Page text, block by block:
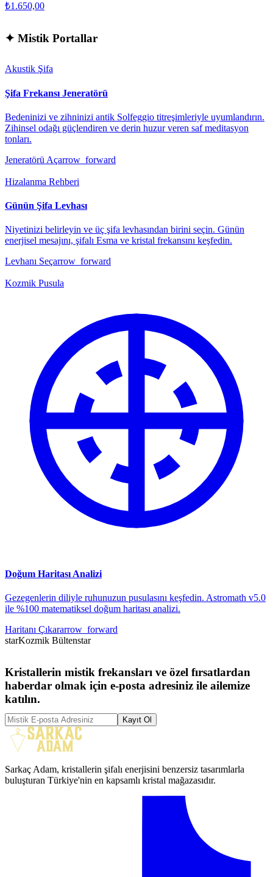
₺1.650,00
✦ Mistik Portallar
Akustik Şifa
Şifa Frekansı Jeneratörü
Bedeninizi ve zihninizi antik Solfeggio titreşimleriyle uyumlandırın.
Zihinsel odağı güçlendiren ve derin huzur veren saf meditasyon
tonları.
Jeneratörü Açarrow_forward
Hizalanma Rehberi
Günün Şifa Levhası
Niyetinizi belirleyin ve üç şifa levhasından birini seçin. Günün
enerjisel mesajını, şifalı Esma ve kristal frekansını keşfedin.
Levhanı Seçarrow_forward
Kozmik Pusula
Doğum Haritası Analizi
Gezegenlerin diliyle ruhunuzun pusulasını keşfedin. Astromath v5.0
ile %100 matematiksel doğum haritası analizi.
Haritanı Çıkararrow_forward
starKozmik Bültenstar
Kristallerin mistik frekansları ve özel fırsatlardan
haberdar olmak için e-posta adresiniz ile ailemize
katılın.
Kayıt Ol
Sarkaç Adam, kristallerin şifalı enerjisini benzersiz tasarımlarla
buluşturan Türkiye'nin en kapsamlı kristal mağazasıdır.